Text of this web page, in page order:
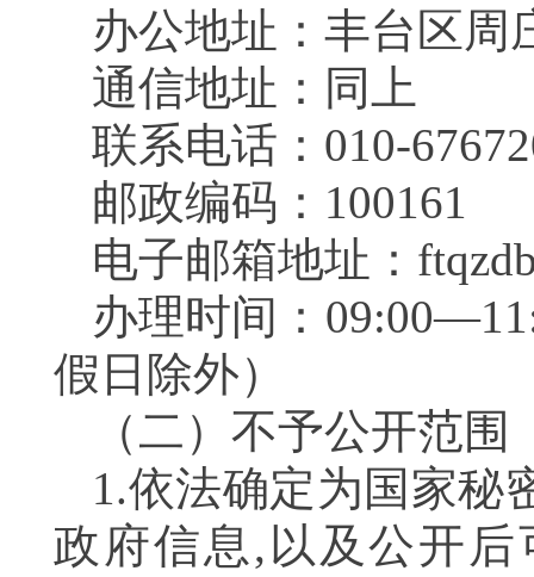
办公地址：丰台区
通信地址：同上
联系电话：010-
邮政编码：100161
电子邮箱地址：
办理时间：
假日除外）
（二）不予公开范
1.依法确定为国家秘
政府信息,以及公开